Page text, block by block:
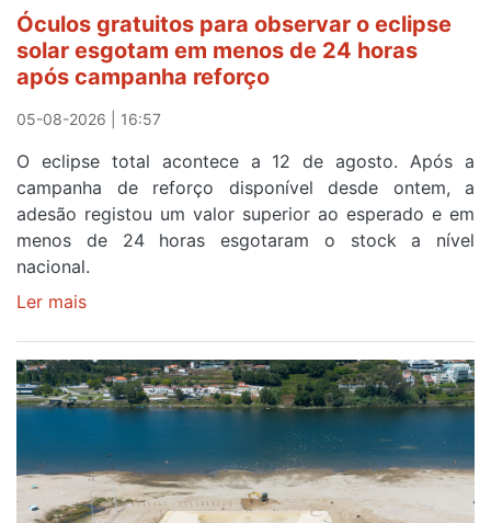
a
meta
em
Sintra
primeira
etapa
da
87ª
Volta
Óculos gratuitos para observar o eclipse
solar esgotam em menos de 24 horas
após campanha reforço
05-08-2026 | 16:57
O eclipse total acontece a 12 de agosto. Após a
campanha de reforço disponível desde ontem, a
adesão registou um valor superior ao esperado e em
menos de 24 horas esgotaram o stock a nível
nacional.
Ler mais
para
observar
eclipse
solar
esgotam